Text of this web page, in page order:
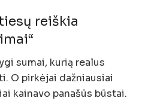
reiškia
sumai, kurią realus
O pirkėjai dažniausiai
kainavo panašūs būstai.